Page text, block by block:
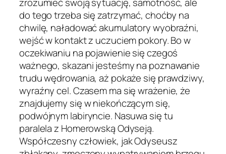
do tego trzeba się zatrzymać, choćby na
chwilę, naładować akumulatory wyobraźni,
wejść w kontakt z uczuciem pokory. Bo w
oczekiwaniu na pojawienie się czegoś
ważnego, skazani jesteśmy na poznawanie
trudu wędrowania, aż pokaże się prawdziwy,
wyraźny cel. Czasem ma się wrażenie, że
znajdujemy się w niekończącym się,
podwójnym labiryncie. Nasuwa się tu
paralela z Homerowską Odyseją.
Współczesny człowiek, jak Odyseusz